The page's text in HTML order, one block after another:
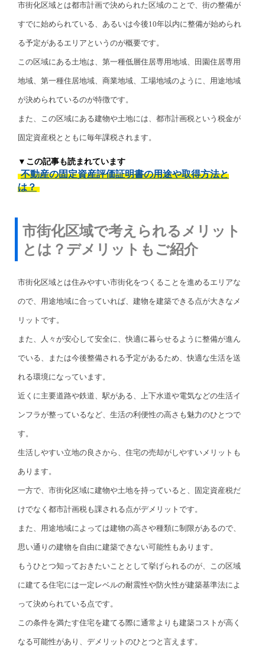
市街化区域とは都市計画で決められた区域のことで、街の整備が
すでに始められている、あるいは今後10年以内に整備が始められ
る予定があるエリアというのが概要です。
この区域にある土地は、第一種低層住居専用地域、田園住居専用
地域、第一種住居地域、商業地域、工場地域のように、用途地域
が決められているのが特徴です。
また、この区域にある建物や土地には、都市計画税という税金が
固定資産税とともに毎年課税されます。
▼この記事も読まれています
不動産の固定資産評価証明書の用途や取得方法と
は？
市街化区域で考えられるメリット
とは？デメリットもご紹介
市街化区域とは住みやすい市街化をつくることを進めるエリアな
ので、用途地域に合っていれば、建物を建築できる点が大きなメ
リットです。
また、人々が安心して安全に、快適に暮らせるように整備が進ん
でいる、または今後整備される予定があるため、快適な生活を送
れる環境になっています。
近くに主要道路や鉄道、駅がある、上下水道や電気などの生活イ
ンフラが整っているなど、生活の利便性の高さも魅力のひとつで
す。
生活しやすい立地の良さから、住宅の売却がしやすいメリットも
あります。
一方で、市街化区域に建物や土地を持っていると、固定資産税だ
けでなく都市計画税も課される点がデメリットです。
また、用途地域によっては建物の高さや種類に制限があるので、
思い通りの建物を自由に建築できない可能性もあります。
もうひとつ知っておきたいこととして挙げられるのが、この区域
に建てる住宅には一定レベルの耐震性や防火性が建築基準法によ
って決められている点です。
この条件を満たす住宅を建てる際に通常よりも建築コストが高く
なる可能性があり、デメリットのひとつと言えます。